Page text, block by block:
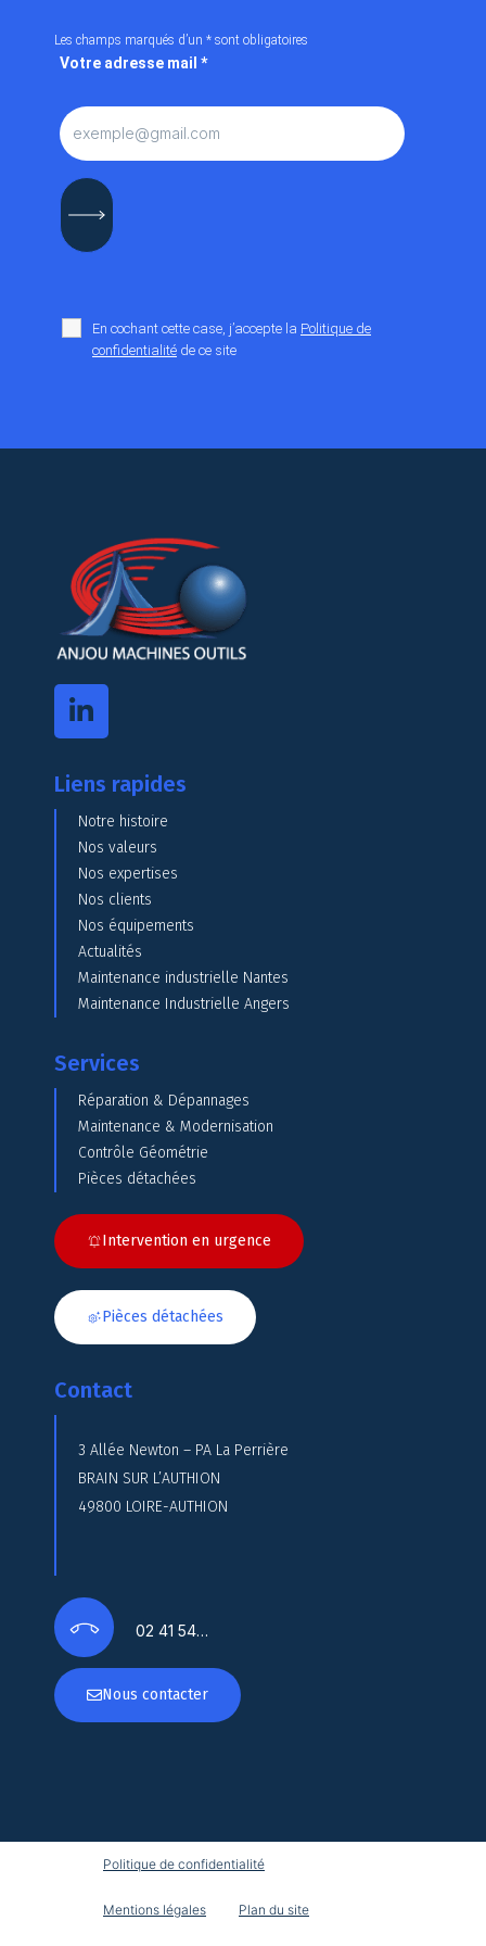
Les champs marqués d’un * sont obligatoires
Votre adresse mail *
En cochant cette case, j’accepte la Politique de
confidentialité de ce site
Liens rapides
Notre histoire
Nos valeurs
Nos expertises
Nos clients
Nos équipements
Actualités
Maintenance industrielle Nantes
Maintenance Industrielle Angers
Services
Réparation & Dépannages
Maintenance & Modernisation
Contrôle Géométrie
Pièces détachées
Intervention en urgence
Pièces détachées
Contact
3 Allée Newton – PA La Perrière
BRAIN SUR L’AUTHION
49800 LOIRE-AUTHION
02 41 54…
Nous contacter
Politique de confidentialité
Mentions légales Plan du site